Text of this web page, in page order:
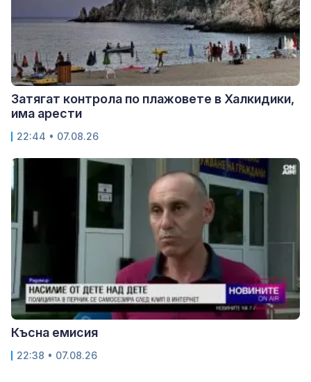
Затягат контрола по плажовете в Халкидики,
има арести
22:44 • 07.08.26
Късна емисия
22:38 • 07.08.26